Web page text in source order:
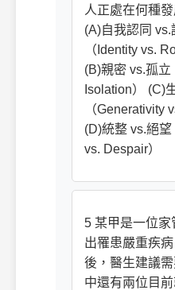
人正處在何種
(A)自我認同 vs.
（Identity vs.
(B)親密 vs.孤立
Isolation） (C)
（Generativity
(D)統整 vs.絕
vs. Despair）
5 某甲是一位
出罹患嚴重疾
後，醫生建議
中還有兩位目